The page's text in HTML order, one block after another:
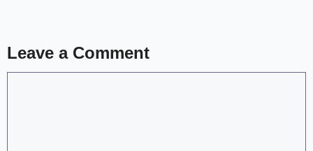
Leave a Comment